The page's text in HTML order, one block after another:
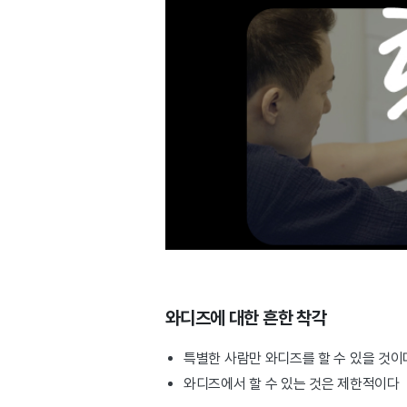
와디즈에 대한 흔한 착각
특별한 사람만 와디즈를 할 수 있을 것
와디즈에서 할 수 있는 것은 제한적이다